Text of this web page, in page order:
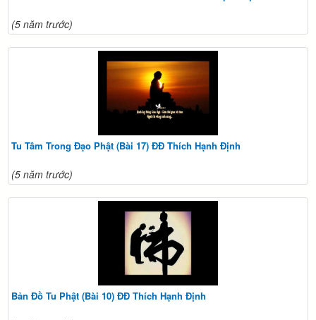
(5 năm trước)
Tu Tâm Trong Đạo Phật (Bài 17) ĐĐ Thích Hạnh Định
(5 năm trước)
Bản Đồ Tu Phật (Bài 10) ĐĐ Thích Hạnh Định